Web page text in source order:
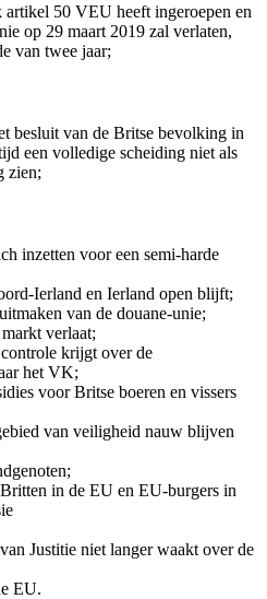
50 VEU heeft ingeroepen en
op 29 maart 2019 zal verlaten,
van twee jaar;
besluit van de Britse bevolking in
een volledige scheiding niet als
zien;
inzetten voor een semi-harde
Ierland en Ierland open blijft;
van de douane-unie;
verlaat;
krijgt over de
het VK;
voor Britse boeren en vissers
van veiligheid nauw blijven
in de EU en EU-burgers in
Justitie niet langer waakt over de
EU.